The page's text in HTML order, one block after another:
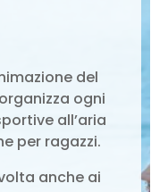
del
ogni
all’aria
per ragazzi.
anche ai